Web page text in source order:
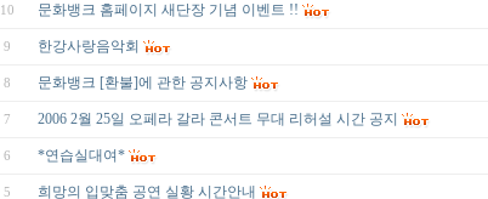
10 문화뱅크 홈페이지 새단장 기념 이벤트 !!
9 한강사랑음악회
8 문화뱅크 [환불]에 관한 공지사항
7 2006 2월 25일 오페라 갈라 콘서트 무대 리허설 시간 공지
6 *연습실대여*
5 희망의 입맞춤 공연 실황 시간안내